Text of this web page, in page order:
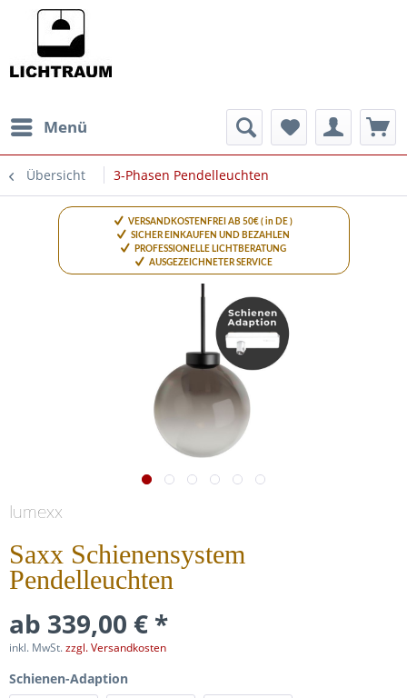
Menü
Übersicht 3-Phasen Pendelleuchten
VERSANDKOSTENFREI AB 50€ ( in DE )
SICHER EINKAUFEN UND BEZAHLEN
PROFESSIONELLE LICHTBERATUNG
AUSGEZEICHNETER SERVICE
lumexx
Saxx Schienensystem
Pendelleuchten
ab 339,00 € *
inkl. MwSt.zzgl. Versandkosten
Schienen-Adaption